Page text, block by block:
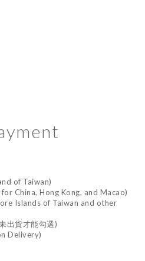
of Taiwan)
China, Hong Kong, and Macao)
Islands of Taiwan and other
出貨才能勾選)
Delivery)